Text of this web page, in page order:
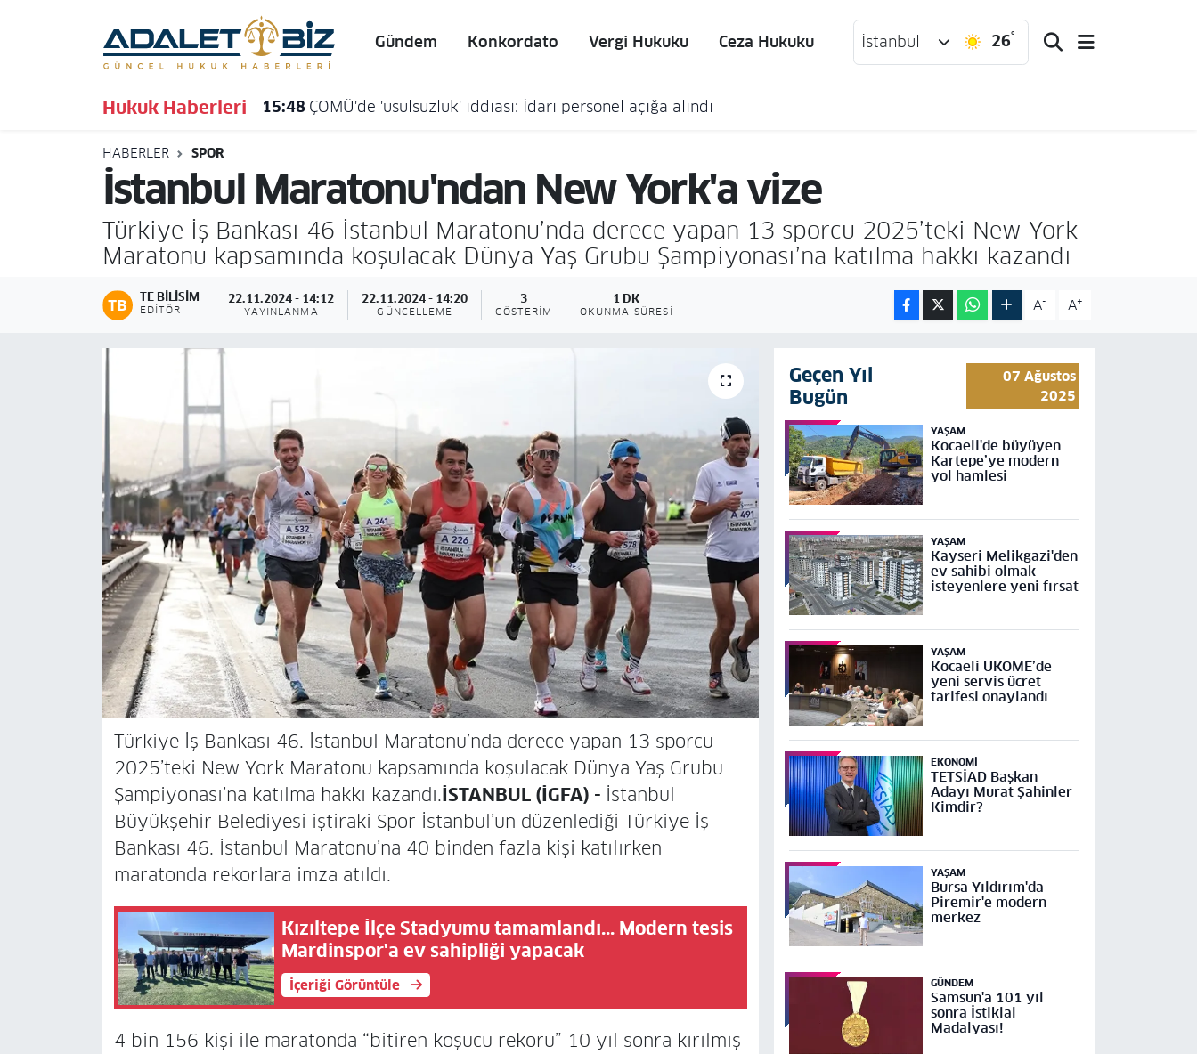
Gündem Konkordato Vergi Hukuku Ceza Hukuku İstanbul 26°
Hukuk Haberleri 15:48 ÇOMÜ'de 'usulsüzlük' iddiası: İdari personel açığa alındı
HABERLER SPOR
İstanbul Maratonu'ndan New York'a vize
Türkiye İş Bankası 46 İstanbul Maratonu’nda derece yapan 13 sporcu 2025’teki New York
Maratonu kapsamında koşulacak Dünya Yaş Grubu Şampiyonası’na katılma hakkı kazandı
TE BILISIM
EDITÖR
22.11.2024 - 14:12
YAYINLANMA
22.11.2024 - 14:20
GÜNCELLEME
3
GÖSTERIM
1 DK
OKUNMA SÜRESI A- A+
Türkiye İş Bankası 46. İstanbul Maratonu’nda derece yapan 13 sporcu
2025’teki New York Maratonu kapsamında koşulacak Dünya Yaş Grubu
Şampiyonası’na katılma hakkı kazandı.İSTANBUL (İGFA) - İstanbul
Büyükşehir Belediyesi iştiraki Spor İstanbul’un düzenlediği Türkiye İş
Bankası 46. İstanbul Maratonu’na 40 binden fazla kişi katılırken
maratonda rekorlara imza atıldı.
Kızıltepe İlçe Stadyumu tamamlandı... Modern tesis
Mardinspor'a ev sahipliği yapacak
İçeriği Görüntüle
4 bin 156 kişi ile maratonda “bitiren koşucu rekoru” 10 yıl sonra kırılmış
Geçen Yıl
Bugün
07 Ağustos
2025
YAŞAM
Kocaeli'de büyüyen
Kartepe’ye modern
yol hamlesi
YAŞAM
Kayseri Melikgazi'den
ev sahibi olmak
isteyenlere yeni fırsat
YAŞAM
Kocaeli UKOME’de
yeni servis ücret
tarifesi onaylandı
EKONOMI
TETSİAD Başkan
Adayı Murat Şahinler
Kimdir?
YAŞAM
Bursa Yıldırım'da
Piremir'e modern
merkez
GÜNDEM
Samsun'a 101 yıl
sonra İstiklal
Madalyası!
Hava Durumu
Trafik Durumu
Süper Lig Puan Durumu ve Fikstür
Tüm Manşetler
Son Dakika Haberleri
Haber Arşivi